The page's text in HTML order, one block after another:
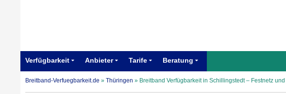
Verfügbarkeit Anbieter Tarife Beratung
Breitband-Verfuegbarkeit.de » Thüringen » Breitband Verfügbarkeit in Schillingstedt – Festnetz